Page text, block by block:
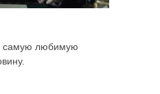
самую любимую